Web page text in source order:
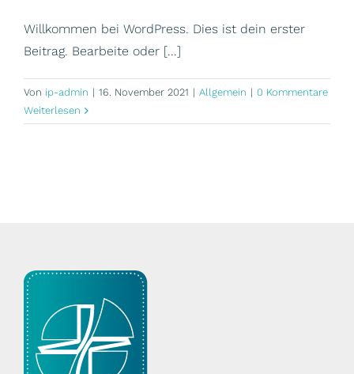
Willkommen bei WordPress. Dies ist dein erster
Beitrag. Bearbeite oder [...]
Von ip-admin | 16. November 2021 | Allgemein | 0 Kommentare
Weiterlesen